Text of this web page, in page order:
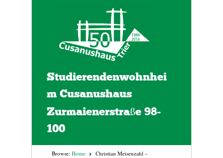
Studierendenwohnhei
m Cusanushaus
Zurmaienerstraße 98-
100
Browse: Home
Christian Meisenzahl –